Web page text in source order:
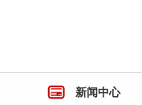
新闻中心